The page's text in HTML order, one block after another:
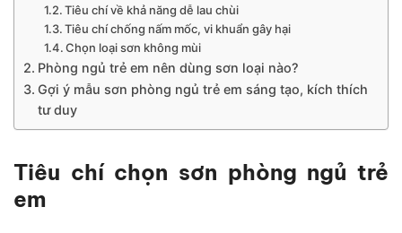
Tiêu chí về khả năng dễ lau chùi
Tiêu chí chống nấm mốc, vi khuẩn gây hại
Chọn loại sơn không mùi
Phòng ngủ trẻ em nên dùng sơn loại nào?
Gợi ý mẫu sơn phòng ngủ trẻ em sáng tạo, kích thích
tư duy
Tiêu chí chọn sơn phòng ngủ trẻ
em